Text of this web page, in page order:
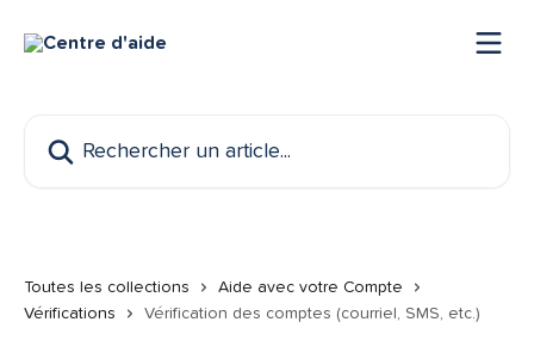
Toutes les collections
Aide avec votre Compte
Vérifications
Vérification des comptes (courriel, SMS, etc.)